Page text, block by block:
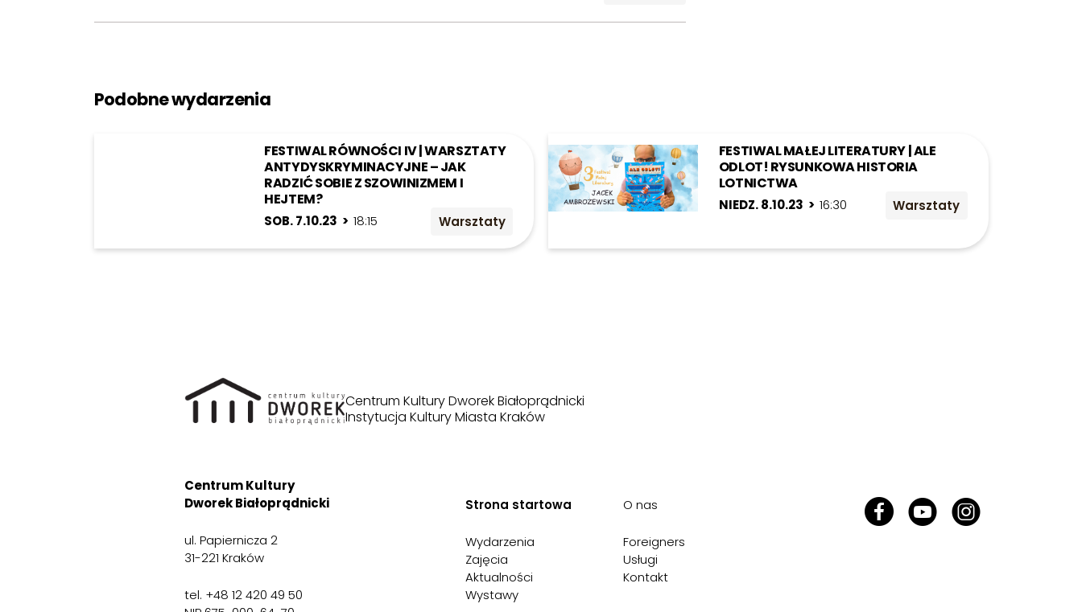
Podobne wydarzenia
FESTIWAL RÓWNOŚCI IV | WARSZTATY
ANTYDYSKRYMINACYJNE – JAK
RADZIĆ SOBIE Z SZOWINIZMEM I
HEJTEM?
SOB. 7.10.23 >18:15 Warsztaty
FESTIWAL MAŁEJ LITERATURY | ALE
ODLOT! RYSUNKOWA HISTORIA
LOTNICTWA
NIEDZ. 8.10.23 > 16:30 Warsztaty
Centrum Kultury Dworek Białoprądnicki
Instytucja Kultury Miasta Kraków
Centrum Kultury
Dworek Białoprądnicki
ul. Papiernicza 2
31-221 Kraków
tel. +48 12 420 49 50
Strona startowa
Wydarzenia
Zajęcia
Aktualności
Wystawy
O nas
Foreigners
Usługi
Kontakt